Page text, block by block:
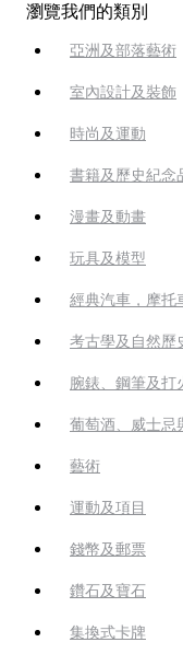
瀏覽我們的類別
亞洲及部落藝術
室內設計及裝飾
時尚及運動
書籍及歷史紀念
漫畫及動畫
玩具及模型
經典汽車，摩托
考古學及自然歷
腕錶、鋼筆及打
葡萄酒、威士忌
藝術
運動及項目
錢幣及郵票
鑽石及寶石
集換式卡牌